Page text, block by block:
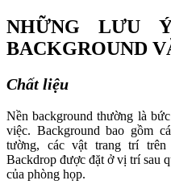
NHỮNG LƯU
BACKGROUND
Chất liệu
Nền background thường là
việc. Background bao gồm
tường, các vật trang trí
Backdrop được đặt ở vị trí sau
của phòng họp.